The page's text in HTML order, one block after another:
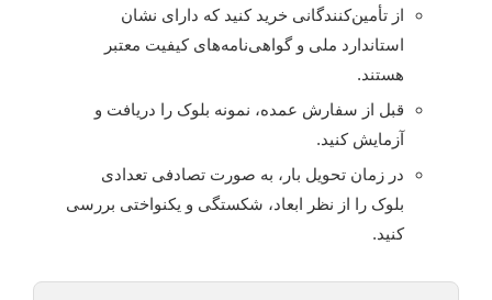
از تأمین‌کنندگانی خرید کنید که دارای نشان
استاندارد ملی و گواهی‌نامه‌های کیفیت معتبر
هستند.
قبل از سفارش عمده، نمونه بلوک را دریافت و
آزمایش کنید.
در زمان تحویل بار، به صورت تصادفی تعدادی
بلوک را از نظر ابعاد، شکستگی و یکنواختی بررسی
کنید.